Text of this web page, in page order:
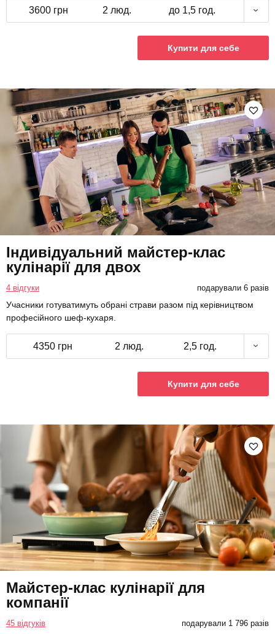
3600 грн 2 люд. до 1,5 год.
Купити для себе
Індивідуальний майстер-клас
кулінарії для двох
4 відгуки подарували 6 разів
Учасники готуватимуть обрані страви разом під керівництвом
професійного шеф-кухаря.
4350 грн 2 люд. 2,5 год.
Купити для себе
Майстер-клас кулінарії для
компанії
45 відгуків подарували 1 796 разів